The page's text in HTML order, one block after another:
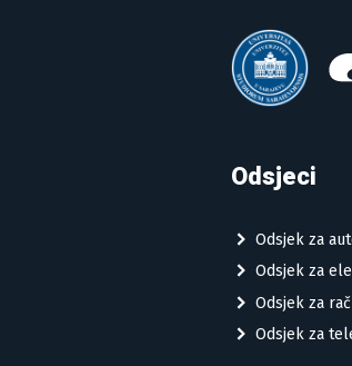
Odsjeci
Odsjek za
Odsjek za
Odsjek za
Odsjek za